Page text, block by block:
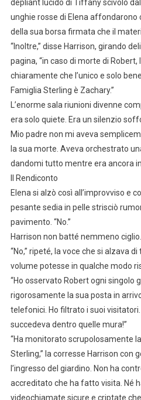
depliant lucido di Tiffany scivolò
unghie rosse di Elena affondarono
della sua borsa firmata che il
“Inoltre,” disse Harrison, girando
pagina, “in caso di morte di
chiaramente che l’unico e solo
Famiglia Sterling è Zachary.”
L’enorme sala riunioni divenne
era solo quiete. Era un silenzio
Mio padre non mi aveva
la sua morte. Aveva orchestrato
dandomi tutto mentre era ancora
Il Rendiconto
Elena si alzò così all’improvviso e
pesante sedia in pelle strisciò
pavimento. “No.”
Harrison non batté nemmeno ciglio.
“No,” ripeté, la voce che si alzava
volume potesse in qualche modo
“Ho osservato Robert ogni singolo
rigorosamente la sua posta in
telefonici. Ho filtrato i suoi
succedeva dentro quelle mura!”
“Ha monitorato scrupolosamente
Sterling,” la corresse Harrison con
l’ingresso del giardino. Non ha
accreditato che ha fatto visita. Né
videochiamate sicure e criptate